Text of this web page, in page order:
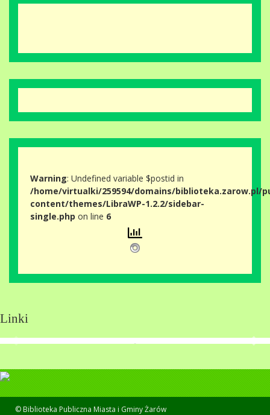
Warning: Undefined variable $postid in
/home/virtualki/259594/domains/biblioteka.zarow.pl/
content/themes/LibraWP-1.2.2/sidebar-
single.php on line 6
Linki
© Biblioteka Publiczna Miasta i Gminy Żarów